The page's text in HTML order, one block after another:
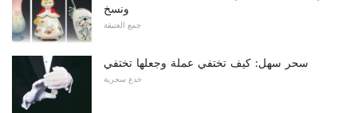
ونسخ
جمع العتيقة
سحر سهل: كيف تختفي عملة وجعلها تختفي
خدع سحرية